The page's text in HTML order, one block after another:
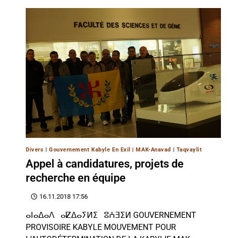
Divers Gouvernement Kabyle En Exil MAK-Anavad Taqvaylit
Appel à candidatures, projets de
recherche en équipe
16.11.2018 17:56
ⴰⵏⴰⵠⴰⴷ ⴰⵇⵠⴰⵢⵍⵉ ⵓⵄⴺⵉⵍ GOUVERNEMENT
PROVISOIRE KABYLE MOUVEMENT POUR